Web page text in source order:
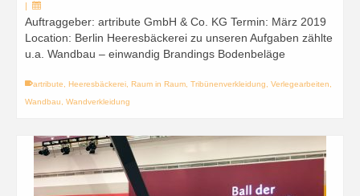
|
Auftraggeber: artribute GmbH & Co. KG Termin: März 2019
Location: Berlin Heeresbäckerei zu unseren Aufgaben zählte
u.a. Wandbau – einwandig Brandings Bodenbeläge
artribute Heeresbäckerei Raum in Raum Tribünenverkleidung Verlegearbeiten
Wandbau
Wandverkleidung